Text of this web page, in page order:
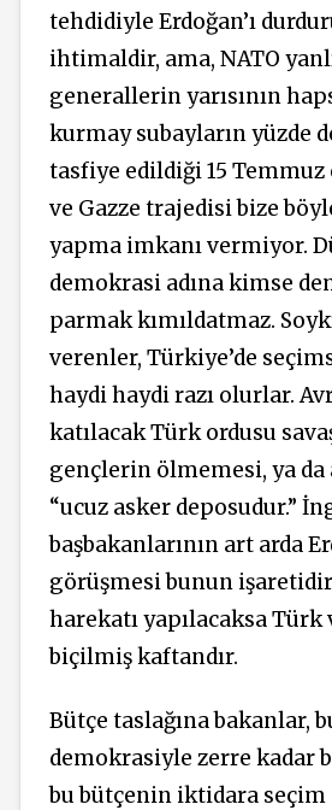
tehdidiyle Erdoğan’ı
ihtimaldir, ama, NATO
generallerin yarısının
kurmay subayların yüzde
tasfiye edildiği 15 Temmuz
ve Gazze trajedisi bize
yapma imkanı vermiyor.
demokrasi adına kimse
parmak kımıldatmaz.
verenler, Türkiye’de
haydi haydi razı olurlar.
katılacak Türk ordusu
gençlerin ölmemesi, ya
“ucuz asker deposudur.”
başbakanlarının art arda
görüşmesi bunun
harekatı yapılacaksa Türk
biçilmiş kaftandır.
Bütçe taslağına bakanlar,
demokrasiyle zerre kadar
bu bütçenin iktidara seçim